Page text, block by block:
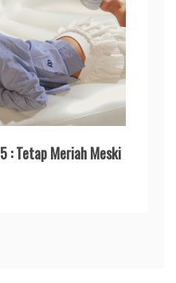
: Tetap Meriah Meski